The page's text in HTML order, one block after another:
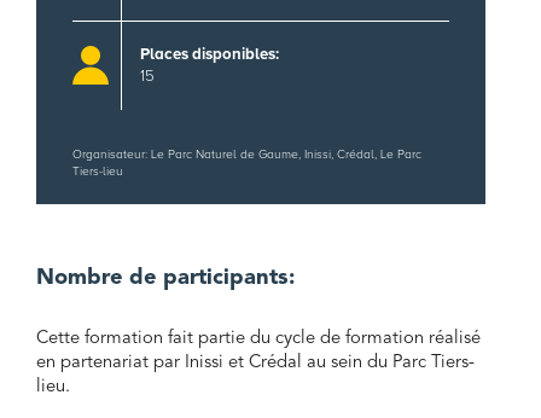
Places disponibles:
15
Organisateur: Le Parc Naturel de Gaume, Inissi, Crédal, Le Parc
Tiers-lieu
Nombre de participants:
Cette formation fait partie du cycle de formation réalisé
en partenariat par Inissi et Crédal au sein du Parc Tiers-
lieu.